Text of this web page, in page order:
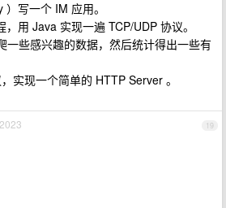
写一个 IM 应用。
用 Java 实现一遍 TCP/UDP 协议。
一些感兴趣的数据，然后统计得出一些有
实现一个简单的 HTTP Server 。
19